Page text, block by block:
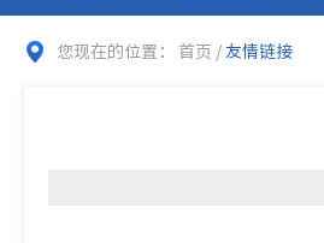
您现在的位置： 首页 /友情链接